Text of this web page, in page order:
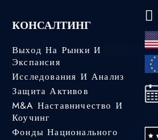
КОНСАЛТИНГ
Выход На Рынки И
Экспансия
Исследования И Анализ
Защита Активов
M&A Наставничество И
Коучинг
Фонды Национального